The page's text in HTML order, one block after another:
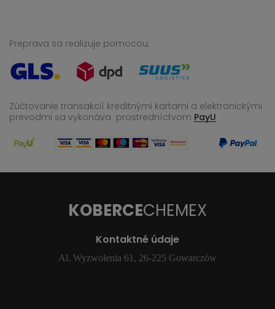
Preprava sa realizuje pomocou:
Zúčtovanie transakcií kreditnými kartami a elektronickými
prevodmi sa vykonáva prostredníctvom PayU
KOBERCECHEMEX
Kontaktné údaje
Al. Wyzwolenia 61, 26-225 Gowarczów